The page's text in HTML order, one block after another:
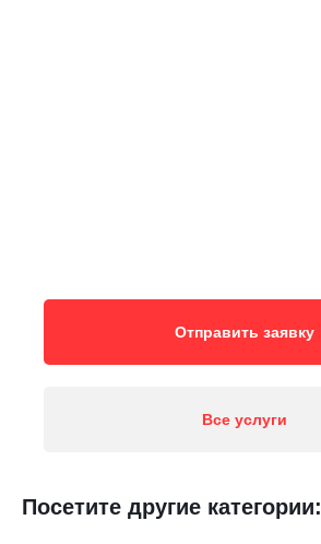
Отправить заявку
Все услуги
Посетите другие категории: